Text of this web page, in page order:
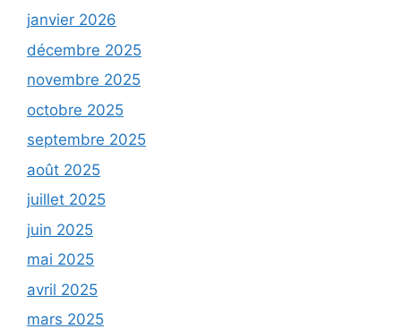
janvier 2026
décembre 2025
novembre 2025
octobre 2025
septembre 2025
août 2025
juillet 2025
juin 2025
mai 2025
avril 2025
mars 2025